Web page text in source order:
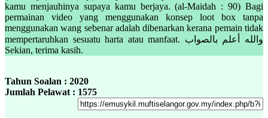
kamu menjauhinya supaya kamu berjaya. (al-Maidah : 90) Bagi
permainan video yang menggunakan konsep loot box tanpa
menggunakan wang sebenar adalah dibenarkan kerana pemain tidak
mempertaruhkan sesuatu harta atau manfaat. والله أعلم بالصواب
Sekian, terima kasih.
Tahun Soalan : 2020
Jumlah Pelawat : 1575